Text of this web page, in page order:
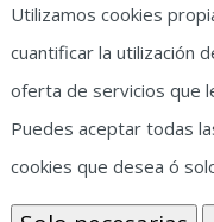
parte de los
melódica,
Utilizamos cookies
cuantificar la utilización
oferta de servicios que
Puedes aceptar todas
cookies que desea ó